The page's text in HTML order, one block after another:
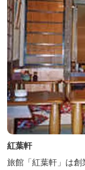
紅葉軒
旅館「紅葉軒」は